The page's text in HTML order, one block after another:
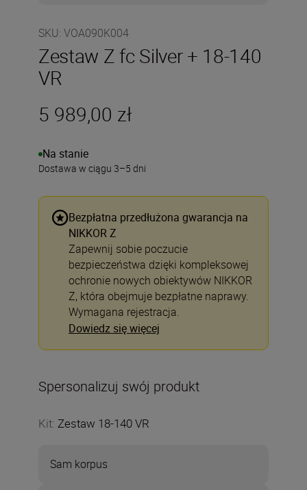
SKU: VOA090K004
Zestaw Z fc Silver + 18-140
VR
5 989,00 zł
Na stanie
Dostawa w ciągu 3–5 dni
Bezpłatna przedłużona gwarancja na
NIKKOR Z
Zapewnij sobie poczucie
bezpieczeństwa dzięki kompleksowej
ochronie nowych obiektywów NIKKOR
Z, która obejmuje bezpłatne naprawy.
Wymagana rejestracja.
Dowiedz się więcej
Spersonalizuj swój produkt
Kit: Zestaw 18-140 VR
Sam korpus